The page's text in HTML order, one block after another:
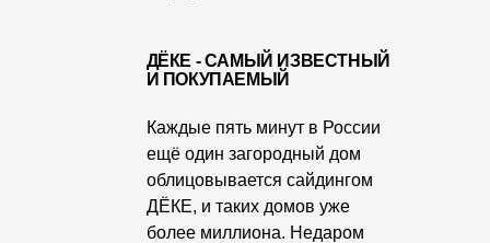
Фасадные панели
Фасадная плитка
Комплектующие для фасадов
Пленки и мембраны
ДЁКЕ - САМЫЙ ИЗВЕСТНЫЙ
И ПОКУПАЕМЫЙ
Каждые пять минут в России
ещё один загородный дом
облицовывается сайдингом
ДЁКЕ, и таких домов уже
более миллиона. Недаром